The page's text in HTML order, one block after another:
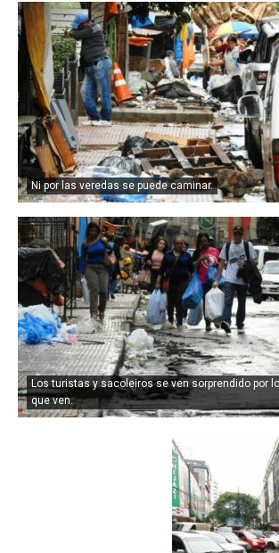
Ni por las veredas se puede caminar.
Los turistas y sacoleiros se ven sorprendido por lo
que ven.